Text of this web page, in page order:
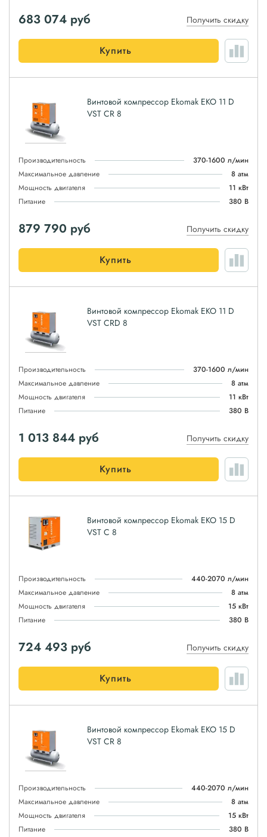
683 074 руб Получить скидку
Купить
Винтовой компрессор Ekomak EKO 11 D
VST CR 8
Производительность
370-1600 л/мин
Максимальное давление
8 атм
Мощность двигателя
11 кВт
Питание
380 В
879 790 руб Получить скидку
Купить
Винтовой компрессор Ekomak EKO 11 D
VST CRD 8
Производительность
370-1600 л/мин
Максимальное давление
8 атм
Мощность двигателя
11 кВт
Питание
380 В
1 013 844 руб Получить скидку
Купить
Винтовой компрессор Ekomak EKO 15 D
VST C 8
Производительность
440-2070 л/мин
Максимальное давление
8 атм
Мощность двигателя
15 кВт
Питание
380 В
724 493 руб Получить скидку
Купить
Винтовой компрессор Ekomak EKO 15 D
VST CR 8
Производительность
440-2070 л/мин
Максимальное давление
8 атм
Мощность двигателя
15 кВт
Питание
380 В